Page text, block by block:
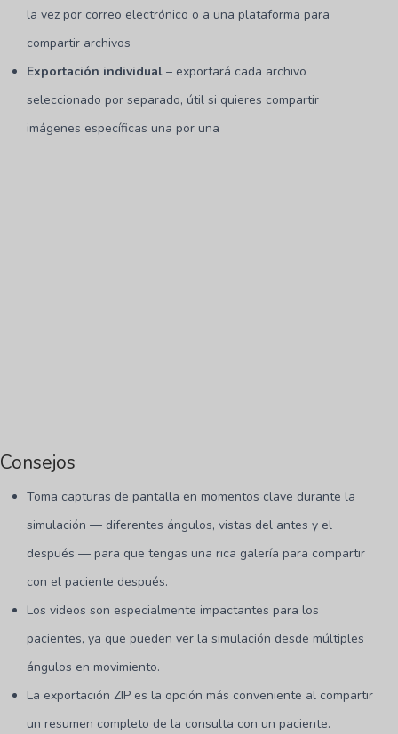
la vez por correo electrónico o a una plataforma para
compartir archivos
Exportación individual – exportará cada archivo
seleccionado por separado, útil si quieres compartir
imágenes específicas una por una
Consejos
Toma capturas de pantalla en momentos clave durante la
simulación — diferentes ángulos, vistas del antes y el
después — para que tengas una rica galería para compartir
con el paciente después.
Los videos son especialmente impactantes para los
pacientes, ya que pueden ver la simulación desde múltiples
ángulos en movimiento.
La exportación ZIP es la opción más conveniente al compartir
un resumen completo de la consulta con un paciente.